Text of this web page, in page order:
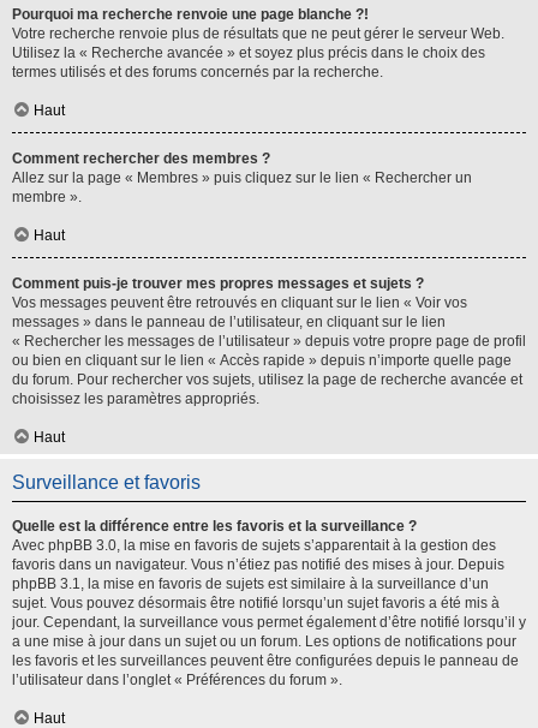
Pourquoi ma recherche renvoie une page blanche ?!
Votre recherche renvoie plus de résultats que ne peut gérer le serveur Web.
Utilisez la « Recherche avancée » et soyez plus précis dans le choix des
termes utilisés et des forums concernés par la recherche.
Haut
Comment rechercher des membres ?
Allez sur la page « Membres » puis cliquez sur le lien « Rechercher un
membre ».
Haut
Comment puis-je trouver mes propres messages et sujets ?
Vos messages peuvent être retrouvés en cliquant sur le lien « Voir vos
messages » dans le panneau de l’utilisateur, en cliquant sur le lien
« Rechercher les messages de l’utilisateur » depuis votre propre page de profil
ou bien en cliquant sur le lien « Accès rapide » depuis n’importe quelle page
du forum. Pour rechercher vos sujets, utilisez la page de recherche avancée et
choisissez les paramètres appropriés.
Haut
Surveillance et favoris
Quelle est la différence entre les favoris et la surveillance ?
Avec phpBB 3.0, la mise en favoris de sujets s’apparentait à la gestion des
favoris dans un navigateur. Vous n’étiez pas notifié des mises à jour. Depuis
phpBB 3.1, la mise en favoris de sujets est similaire à la surveillance d’un
sujet. Vous pouvez désormais être notifié lorsqu’un sujet favoris a été mis à
jour. Cependant, la surveillance vous permet également d’être notifié lorsqu’il y
a une mise à jour dans un sujet ou un forum. Les options de notifications pour
les favoris et les surveillances peuvent être configurées depuis le panneau de
l’utilisateur dans l’onglet « Préférences du forum ».
Haut